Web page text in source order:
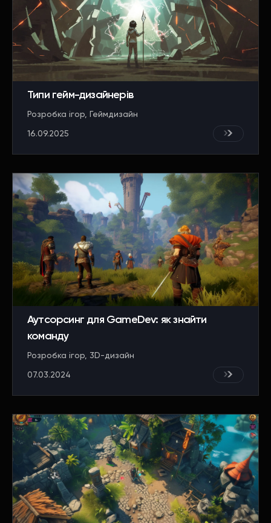
Типи гейм-дизайнерів
Розробка ігор Геймдизайн
16.09.2025
Аутсорсинг для GameDev: як знайти
команду
Розробка ігор 3D-дизайн
07.03.2024